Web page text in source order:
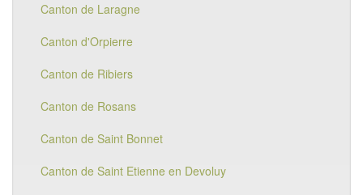
Canton de Laragne
Canton d'Orpierre
Canton de Ribiers
Canton de Rosans
Canton de Saint Bonnet
Canton de Saint Etienne en Devoluy